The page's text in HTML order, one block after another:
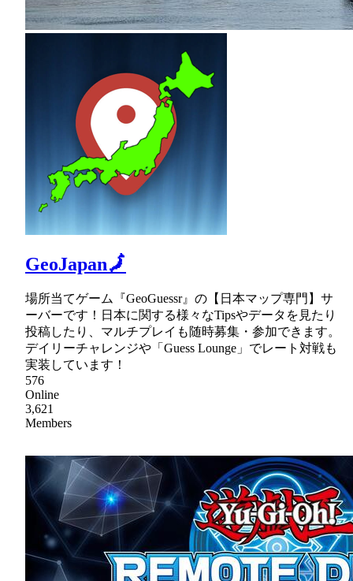
GeoJapan🗾
場所当てゲーム『GeoGuessr』の【日本マップ専門】サ
ーバーです！日本に関する様々なTipsやデータを見たり
投稿したり、マルチプレイも随時募集・参加できます。
デイリーチャレンジや「Guess Lounge」でレート対戦も
実装しています！
576
Online
3,621
Members